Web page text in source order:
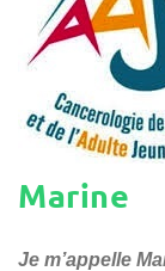
Marine
Je m’appelle